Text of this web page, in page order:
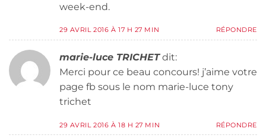
week-end.
29 AVRIL 2016 À 17 H 27 MIN RÉPONDRE
marie-luce TRICHET dit:
Merci pour ce beau concours! j’aime votre
page fb sous le nom marie-luce tony
trichet
29 AVRIL 2016 À 18 H 27 MIN RÉPONDRE